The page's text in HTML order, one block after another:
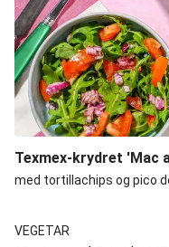
Texmex-krydret 'Mac
med tortillachips og pico
VEGETAR